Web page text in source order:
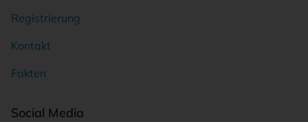
Registrierung
Kontakt
Fakten
Social Media